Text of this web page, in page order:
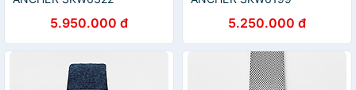
5.950.000 đ 5.250.000 đ